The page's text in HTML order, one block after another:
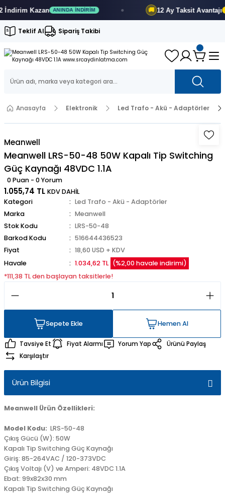
Kazan ANINDA İNDIRIM 🚚 12 AyTaksit Avantajı
Teklif Al Sipariş Takibi
Anasayfa Elektronik Led Trafo - Akü - Adaptörler
Meanwell
Meanwell LRS-50-48 50W Kapalı Tip Switching
Güç Kaynağı 48VDC 1.1A
0 Puan - 0 Yorum
1.055,74 TL KDV DAHİL
Kategori
Led Trafo - Akü - Adaptörler
Marka
Meanwell
Stok Kodu
LRS-50-48
Barkod Kodu
516644436523
Fiyat
18,60 USD + KDV
Havale
1.034,62 TL (%2,00 havale indirimi)
*111,38 TL den başlayan taksitlerle!
Sepete Ekle
Hemen Al
Hemen Al
Tavsiye Et Fiyat Alarmı Yorum Yap
Ürünü Paylaş
Karşılaştır
Ürün Bilgisi
Meanwell Ürün Özellikleri:
Model Kodu: LRS-50-48
Çıkış Gücü (W): 50W
Kapalı Tip Switching Güç Kaynağı
Giriş: 85-264VAC / 120-373VDC
Çıkış Voltajı (V) ve Amperi: 48VDC 1.1A
Ebat: 99x82x30 mm
Kapalı Tip Switching Güç Kaynağı